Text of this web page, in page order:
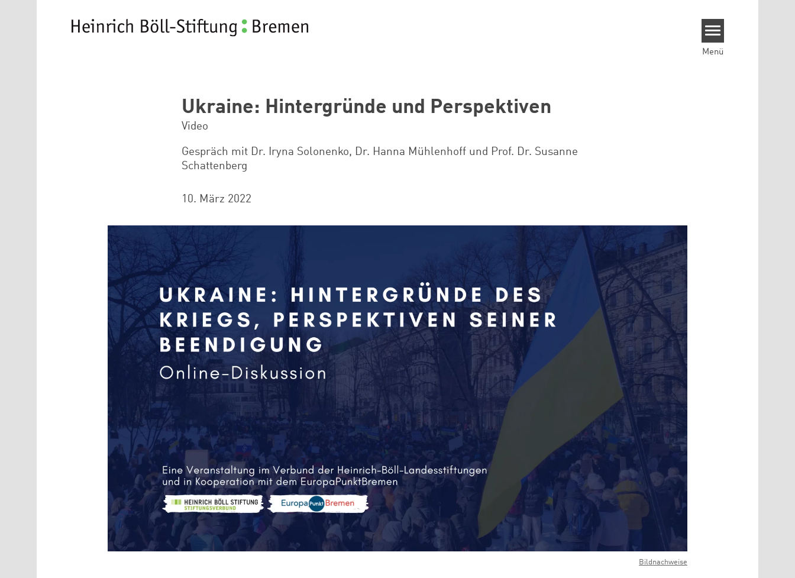
Menü
Ukraine: Hintergründe und Perspektiven
Video
Gespräch mit Dr. Iryna Solonenko, Dr. Hanna Mühlenhoff und Prof. Dr. Susanne
Schattenberg
10. März 2022
Bildnachweise